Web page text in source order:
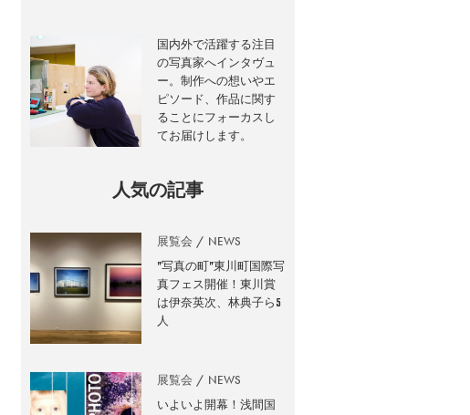
国内外で活躍する注目
の写真家へインタヴュ
ー。制作への想いやエ
ピソード、作品に関す
ることにフォーカスし
てお届けします。
人気の記事
展覧会 NEWS
”写真の町”東川町国際写
真フェス開催！東川賞
は伊奈英次、林典子ら5
人
展覧会 NEWS
いよいよ開幕！浅間国